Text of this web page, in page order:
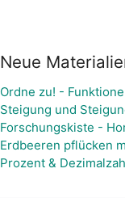
Neue
Ordne zu! -
Steigung und
Forschungskiste -
Erdbeeren pflücken
Prozent &